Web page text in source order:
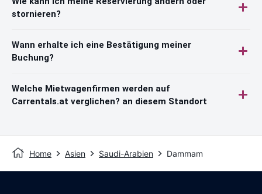
stornieren?
Wann erhalte ich eine Bestätigung meiner
Buchung?
Welche Mietwagenfirmen werden auf
Carrentals.at verglichen? an diesem Standort
Home Asien Saudi-Arabien Dammam